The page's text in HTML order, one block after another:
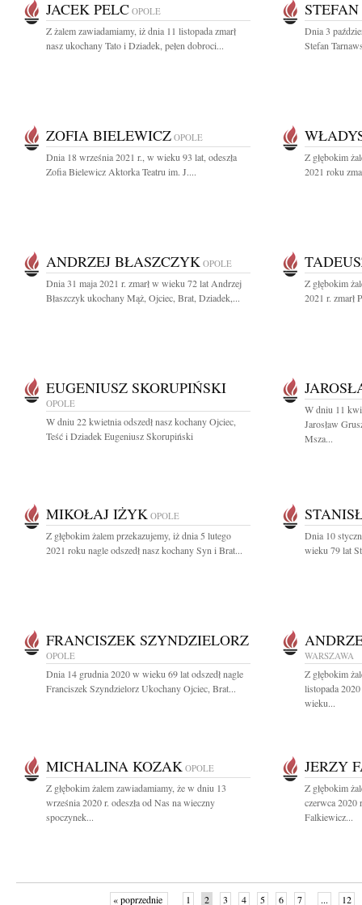
JACEK PELC OPOLE
Z żalem zawiadamiamy, iż dnia 11 listopada zmarł
nasz ukochany Tato i Dziadek, pełen dobroci...
Dnia 3
Stefan
ZOFIA BIELEWICZ OPOLE
Dnia 18 września 2021 r., w wieku 93 lat, odeszła
Zofia Bielewicz Aktorka Teatru im. J....
Z głębokim
2021 roku
ANDRZEJ BŁASZCZYK OPOLE
Dnia 31 maja 2021 r. zmarł w wieku 72 lat Andrzej
Błaszczyk ukochany Mąż, Ojciec, Brat, Dziadek,...
Z głębokim
2021 r. zmarł
EUGENIUSZ SKORUPIŃSKI
OPOLE
W dniu 22 kwietnia odszedł nasz kochany Ojciec,
Teść i Dziadek Eugeniusz Skorupiński
W dniu 11
Jarosław
Msza...
MIKOŁAJ IŻYK OPOLE
Z głębokim żalem przekazujemy, iż dnia 5 lutego
2021 roku nagle odszedł nasz kochany Syn i Brat...
Dnia 10
wieku 79 lat
FRANCISZEK SZYNDZIELORZ
OPOLE
Dnia 14 grudnia 2020 w wieku 69 lat odszedł nagle
Franciszek Szyndzielorz Ukochany Ojciec, Brat...
WARSZAWA
Z głębokim
listopada
wieku...
MICHALINA KOZAK OPOLE
Z głębokim żalem zawiadamiamy, że w dniu 13
września 2020 r. odeszła od Nas na wieczny
spoczynek...
JERZY
Z głębokim
czerwca 2020
Falkiewicz...
« poprzednie 1 2 3 4 5 6 7 ... 12